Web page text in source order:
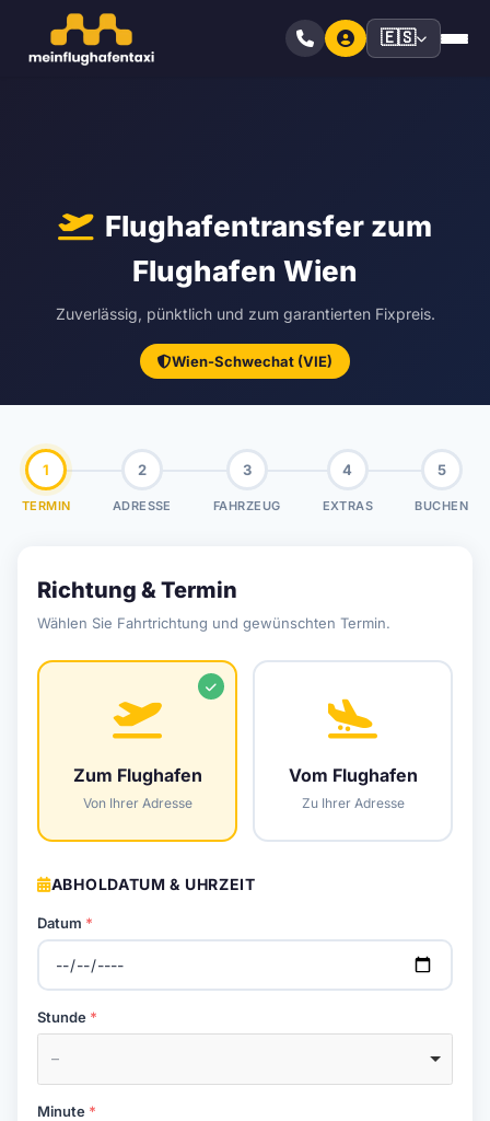
🇪🇸
Flughafentransfer zum
Flughafen Wien
Zuverlässig, pünktlich und zum garantierten Fixpreis.
Wien-Schwechat (VIE)
1
TERMIN
2
ADRESSE
3
FAHRZEUG
4
EXTRAS
5
BUCHEN
Richtung & Termin
Wählen Sie Fahrtrichtung und gewünschten Termin.
Zum Flughafen
Von Ihrer Adresse
Vom Flughafen
Zu Ihrer Adresse
ABHOLDATUM & UHRZEIT
Datum
Stunde
–
Minute